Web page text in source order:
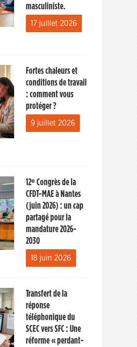
masculiniste.
17 juillet 2026
Fortes chaleurs et
conditions de travail
: comment vous
protéger ?
9 juillet 2026
12ᵉ Congrès de la
CFDT-MAE à Nantes
(juin 2026) : un cap
partagé pour la
mandature 2026-
2030
18 juin 2026
Transfert de la
réponse
téléphonique du
SCEC vers SFC : Une
réforme « perdant-